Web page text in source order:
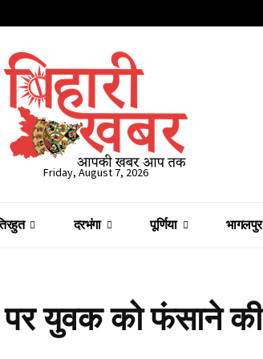
Friday, August 7, 2026
दरभंगा पूर्णिया भागलपुर
युवक को फंसाने की